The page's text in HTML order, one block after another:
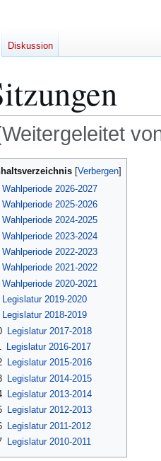
Wahlperiode 2026-2027
Wahlperiode 2025-2026
Wahlperiode 2024-2025
Wahlperiode 2023-2024
Wahlperiode 2022-2023
Wahlperiode 2021-2022
Wahlperiode 2020-2021
Legislatur 2019-2020
Legislatur 2018-2019
Legislatur 2017-2018
Legislatur 2016-2017
Legislatur 2015-2016
Legislatur 2014-2015
Legislatur 2013-2014
Legislatur 2012-2013
Legislatur 2011-2012
Legislatur 2010-2011
Diskussion